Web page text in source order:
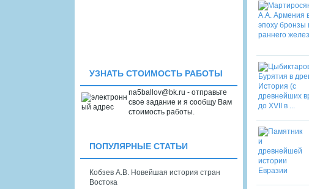
УЗНАТЬ СТОИМОСТЬ РАБОТЫ
na5ballov@bk.ru - отправьте
свое задание и я сообщу Вам
стоимость работы.
ПОПУЛЯРНЫЕ СТАТЬИ
Кобзев А.В. Новейшая история стран
Востока